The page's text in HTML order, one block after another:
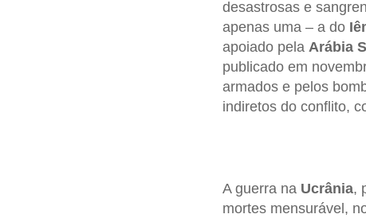
desastrosas e
apenas uma – a do
apoiado pela Arábia
publicado em
armados e pelos
indiretos do conflito,
A guerra na Ucrânia,
mortes mensurável,